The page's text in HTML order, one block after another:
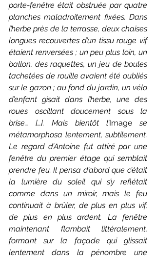
porte-fenêtre était obstruée par quatre
planches maladroitement fixées. Dans
l’herbe près de la terrasse, deux chaises
longues recouvertes d’un tissu rouge vif
étaient renversées ; un peu plus loin, un
ballon, des raquettes, un jeu de boules
tachetées de rouille avaient été oubliés
sur le gazon ; au fond du jardin, un vélo
d’enfant gisait dans l’herbe, une des
roues oscillant doucement sous la
brise… […]. Mais bientôt l’Image se
métamorphosa lentement, subtilement.
Le regard d’Antoine fut attiré par une
fenêtre du premier étage qui semblait
prendre feu. Il pensa d’abord que c’était
la lumière du soleil qui s’y reflétait
comme dans un miroir, mais le feu
continuait à brûler, de plus en plus vif,
de plus en plus ardent. La fenêtre
maintenant flambait littéralement,
formant sur la façade qui glissait
lentement dans la pénombre une